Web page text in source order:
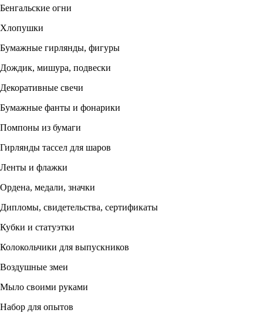
Бенгальские огни
Хлопушки
Бумажные гирлянды, фигуры
Дождик, мишура, подвески
Декоративные свечи
Бумажные фанты и фонарики
Помпоны из бумаги
Гирлянды тассел для шаров
Ленты и флажки
Ордена, медали, значки
Дипломы, свидетельства, сертификаты
Кубки и статуэтки
Колокольчики для выпускников
Воздушные змеи
Мыло своими руками
Набор для опытов